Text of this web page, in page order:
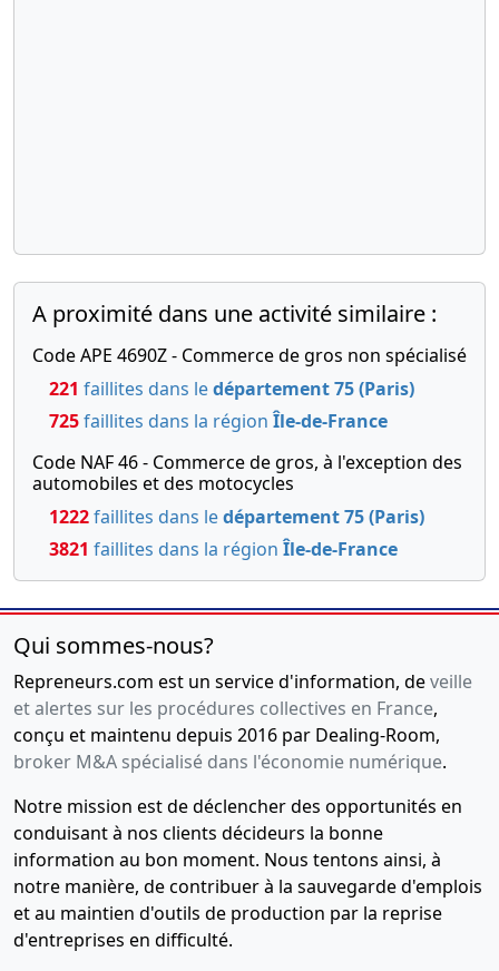
A proximité dans une activité similaire :
Code APE 4690Z - Commerce de gros non spécialisé
221 faillites dans ledépartement 75 (Paris)
725faillites dans la région Île-de-France
Code NAF 46 - Commerce de gros, à l'exception des
automobiles et des motocycles
1222faillites dans ledépartement 75 (Paris)
3821 faillites dans la région Île-de-France
Qui sommes-nous?
Repreneurs.com est un service d'information, deveille
et alertes sur les procédures collectives en France,
conçu et maintenu depuis 2016 par Dealing-Room,
broker M&A spécialisé dans l'économie numérique.
Notre mission est de déclencher des opportunités en
conduisant à nos clients décideurs la bonne
information au bon moment. Nous tentons ainsi, à
notre manière, de contribuer à la sauvegarde d'emplois
et au maintien d'outils de production par la reprise
d'entreprises en difficulté.